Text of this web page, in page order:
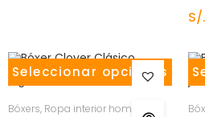
S/.
Seleccionar opciones
Bóxers, Ropa interior hombre